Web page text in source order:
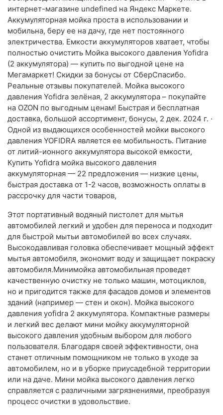
интернет-магазине undefined на Яндекс Маркете.
Аккумуляторная мойка проста в использовании и
мобильна, беру ее на дачу, где нет постоянного
электричества. Емкости аккумуляторов хватает, чтобы
полностью очистить Мойка высокого давления Yofidra
(2 аккумулятора) — купить по выгодной цене на
Мегамаркет! Скидки за бонусы от СберСпасибо.
Реальные отзывы покупателей. Мойка высокого
давления Yofidra зелёная, 2 аккумулятора – покупайте
на OZON по выгодным ценам! Быстрая и бесплатная
доставка, большой ассортимент, бонусы, 2 дек. 2024 г. ·
Одной из выдающихся особенностей мойки высокого
давления YOFIDRA является ее мобильность. Питание
от литий-ионного аккумулятора высокой емкости,
Купить Yofidra мойка высокого давления
аккумуляторная — 22 предложения — низкие цены,
быстрая доставка от 1-2 часов, возможность оплаты в
рассрочку для части товаров,
Этот портативный водяный пистолет для мытья
автомобилей легкий и удобен для переноса и подходит
для быстрой мытьи автомобилей во всех случаях.
Высокодавливая головка обеспечивает мощный эффект
мытья автомобиля, экономит воду и защищает покраску
автомобиля.Минимойка автомобильная проведет
качественную очистку не только машин, мотоциклов,
но и пригодится также для фасадов домов и элементов
зданий (например — стен и окон). Мойка высокого
давления yofidra 2 аккумулятора. Компактные размеры
и легкий вес делают мини мойку аккумуляторной
высокого давления удобным выбором для любого
пользователя. Благодаря своей эффективности, она
станет отличным помощником не только в уходе за
автомобилем, но и в уборке приусадебной территории
или на даче. Мини мойка высокого давления легко
справляется с различными загрязнениями, преобразуя
процесс очистки в удовольствие.